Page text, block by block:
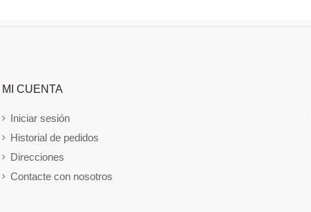
MI CUENTA
Iniciar sesión
Historial de pedidos
Direcciones
Contacte con nosotros